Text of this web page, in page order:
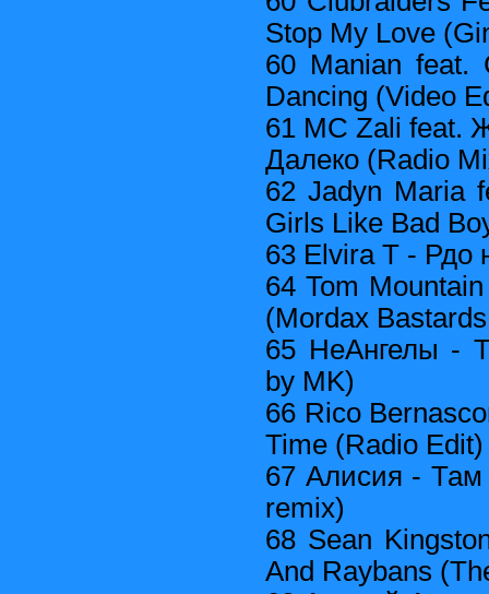
Stop My Love
60 Manian feat.
Dancing (Video
61 MC Zali feat.
Далеко (Radio
62 Jadyn Maria
Girls Like Bad
63 Elvira T - Рдо
64 Tom
(Mordax
65 НеАнгелы -
by MK)
66 Rico
Time (Radio Edit)
67 Алисия - Там
remix)
68 Sean
And Raybans